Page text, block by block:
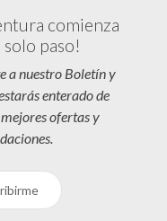
comienza
paso!
a nuestro Boletín y
enterado de
ofertas y